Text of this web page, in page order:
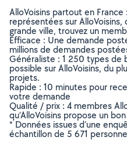
AlloVoisins partout en
représentées sur
grande ville, trouvez un
Efficace : Une demande
millions de demandes
Généraliste : 1 250 types
possible sur AlloVoisins, du
projets.
Rapide : 10 minutes pour
votre demande
Qualité / prix : 4 membres
qu’AlloVoisins propose un
* Données issues d’une
échantillon de 5 671